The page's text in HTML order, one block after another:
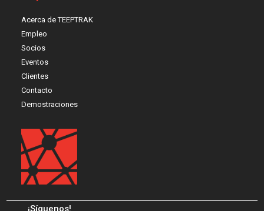
Acerca de TEEPTRAK
Empleo
Socios
Eventos
Clientes
Contacto
Demostraciones
¡Síguenos!